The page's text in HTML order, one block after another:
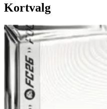
Kortvalg